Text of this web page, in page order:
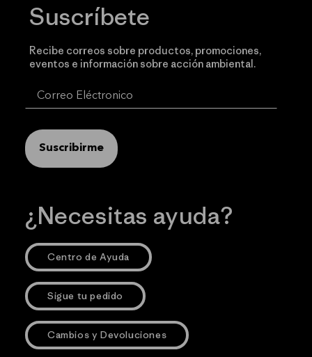
Suscríbete
Recibe correos sobre productos, promociones,
eventos e información sobre acción ambiental.
Suscribirme
¿Necesitas ayuda?
Centro de Ayuda
Sigue tu pedido
Cambios y Devoluciones